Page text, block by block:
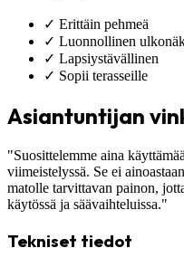
✓ Erittäin pehmeä
✓ Luonnollinen
✓ Lapsiystävällinen
✓ Sopii terasseille
Asiantuntijan
"Suosittelemme aina
viimeistelyssä. Se ei
matolle tarvittavan painon,
käytössä ja säävaihteluissa."
Tekniset tiedot